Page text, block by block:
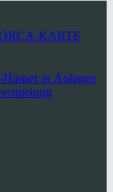
KARTE
in Anlagen